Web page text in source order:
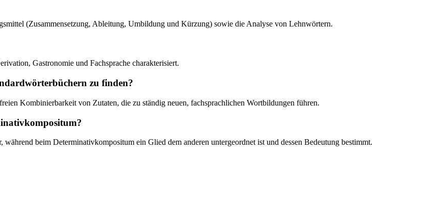
(Zusammensetzung, Ableitung, Umbildung und Kürzung) sowie die Analyse von Lehnwörtern.
Gastronomie und Fachsprache charakterisiert.
zu finden?
Kombinierbarkeit von Zutaten, die zu ständig neuen, fachsprachlichen Wortbildungen führen.
beim Determinativkompositum ein Glied dem anderen untergeordnet ist und dessen Bedeutung bestimmt.